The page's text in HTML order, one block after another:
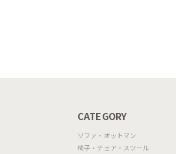
CATEGORY
ソファ・オットマン
椅子・チェア・スツール